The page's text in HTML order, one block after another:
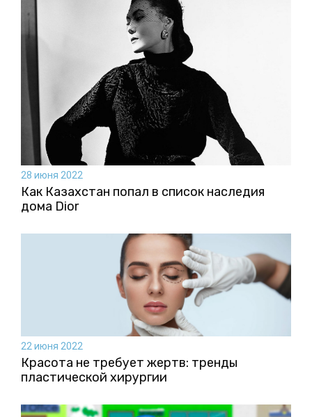
28 июня 2022
Как Казахстан попал в список наследия
дома Dior
22 июня 2022
Красота не требует жертв: тренды
пластической хирургии